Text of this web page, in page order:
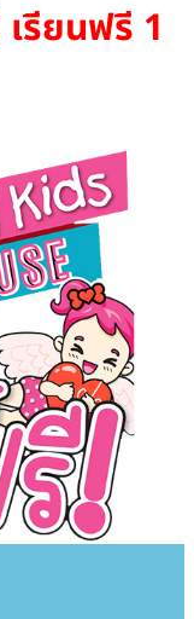
เรียนฟรี 1